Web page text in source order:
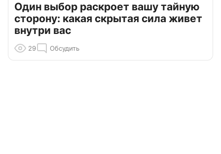
Один выбор раскроет вашу тайную
сторону: какая скрытая сила живет
внутри вас
29 Обсудить